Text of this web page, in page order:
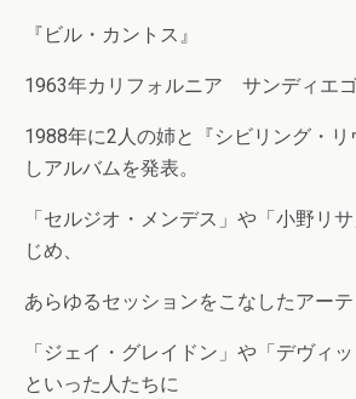
『ビル・カントス』
1963年カリフォルニア サンディエゴ
1988年に2人の姉と『シビリング・
しアルバムを発表。
「セルジオ・メンデス」や「小野リ
じめ、
あらゆるセッションをこなしたアー
「ジェイ・グレイドン」や「デヴィ
といった人たちに